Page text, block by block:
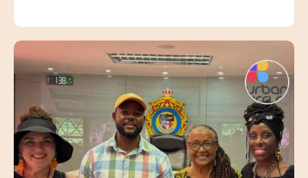
darganfyddwch lwybrau i waith neu
hunangyflogaeth.